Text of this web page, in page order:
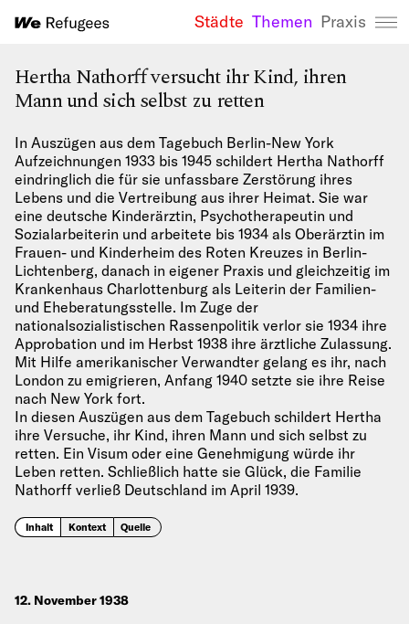
We Refugees
Städte Themen Praxis
Hertha Nathorff versucht ihr Kind, ihren
Mann und sich selbst zu retten
In Auszügen aus dem Tagebuch Berlin-New York
Aufzeichnungen 1933 bis 1945 schildert Hertha Nathorff
eindringlich die für sie unfassbare Zerstörung ihres
Lebens und die Vertreibung aus ihrer Heimat. Sie war
eine deutsche Kinderärztin, Psychotherapeutin und
Sozialarbeiterin und arbeitete bis 1934 als Oberärztin im
Frauen- und Kinderheim des Roten Kreuzes in Berlin-
Lichtenberg, danach in eigener Praxis und gleichzeitig im
Krankenhaus Charlottenburg als Leiterin der Familien-
und Eheberatungsstelle. Im Zuge der
nationalsozialistischen Rassenpolitik verlor sie 1934 ihre
Approbation und im Herbst 1938 ihre ärztliche Zulassung.
Mit Hilfe amerikanischer Verwandter gelang es ihr, nach
London zu emigrieren, Anfang 1940 setzte sie ihre Reise
nach New York fort.
In diesen Auszügen aus dem Tagebuch schildert Hertha
ihre Versuche, ihr Kind, ihren Mann und sich selbst zu
retten. Ein Visum oder eine Genehmigung würde ihr
Leben retten. Schließlich hatte sie Glück, die Familie
Nathorff verließ Deutschland im April 1939.
Inhalt Kontext Quelle
12. November 1938